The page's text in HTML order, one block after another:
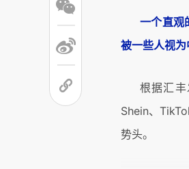
一个直观
被一些人视为
根据汇
Shein、
势头。